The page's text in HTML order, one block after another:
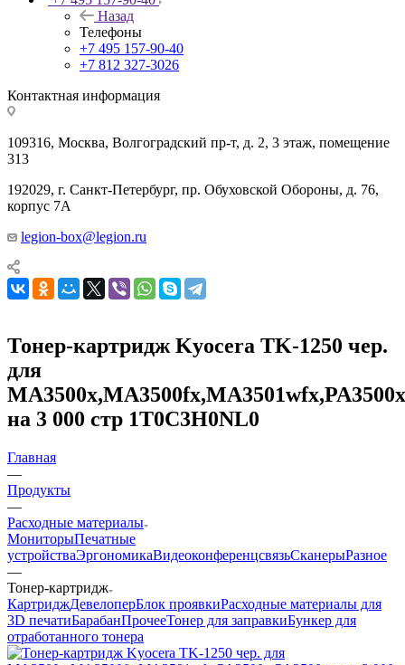
Назад
Телефоны
+7 495 157-90-40
+7 812 327-3026
Контактная информация
109316, Москва, Волгоградский пр-т, д. 2, 3 этаж, помещение
313
192029, г. Санкт-Петербург, пр. Обуховской Обороны, д. 76,
корпус 7А
legion-box@legion.ru
Тонер-картридж Kyocera TK-1250 чер.
для
на 3 000 стр 1T0C3H0NL0
Главная
—
Продукты
—
Расходные материалы
МониторыПечатные
устройстваЭргономикаВидеоконференцсвязьСканерыРазное
—
Тонер-картридж
КартриджДевелоперБлок проявкиРасходные материалы для
3D печатиБарабанПрочееТонер для заправкиБункер для
отработанного тонера